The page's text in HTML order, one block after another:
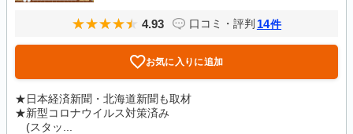
4.93 口コミ・評判 14件
お気に入りに追加
★日本経済新聞・北海道新聞も取材
★新型コロナウイルス対策済み
(スタッ...